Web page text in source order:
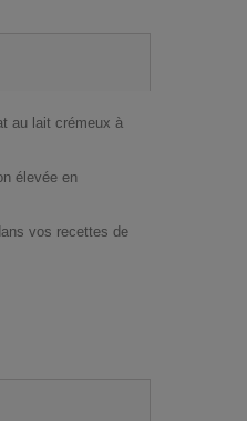
au lait crémeux à
élevée en
vos recettes de